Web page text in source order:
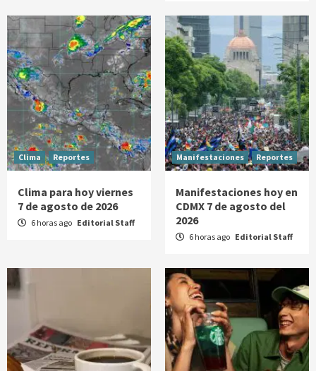
Clima Reportes
Clima para hoy viernes
7 de agosto de 2026
6 horas ago Editorial Staff
Manifestaciones Reportes
Manifestaciones hoy en
CDMX 7 de agosto del
2026
6 horas ago Editorial Staff